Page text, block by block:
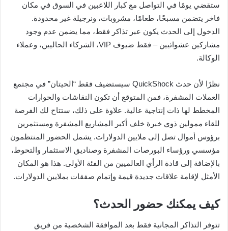
ستقضي يومًا في التواصل مع كبار اللاعبين في السوق في مكان
فاخر يتضمن مسبحًا، طعامًا، مشروبات، ونرجيلة غير محدودة.
الدخول إلى الحدث يكون عبر تذاكر فقط، مما يضمن عدم وجود
مشاركين عشوائيين – فقط ضيوف VIP، الشركاء الحاليين، وعملاء
الوكالة.
نظرًا لأن حدث QuickShock سيستضيف فقط “الحيتان” في مجتمع
العملات المشفرة، فمن المتوقع أن تكون النقاشات والحوارات
المخطط لها ذات إنتاجية عالية. علاوة على ذلك، ستتاح لك الفرصة
للقاء ممولين ذوي خبرة خلف أكبر المشاريع المشفرة ومستثمرين
برؤوس أموال تصل إلى ملايين الدولارات. يشمل الحضور المنتظمون
مؤسسي ورؤساء البورصات المشفرة وصناديق الاستثمار والتحوط،
بالإضافة إلى قادة الرأي العالميين من الفئة الأولى. هذا هو المكان
الأمثل لإقامة علاقات جديدة قيمة وإتمام صفقات بملايين الدولارات.
كيف يمكنك حضور الحدث؟
تتوفر التذاكر المجانية فقط بعد الموافقة الشخصية من فريق